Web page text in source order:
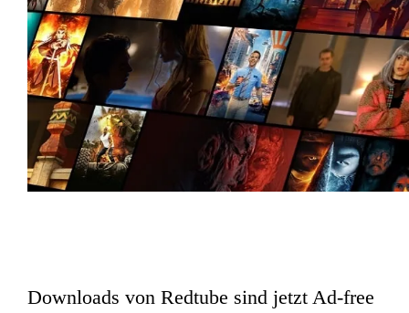
Downloads von Redtube sind jetzt Ad-free